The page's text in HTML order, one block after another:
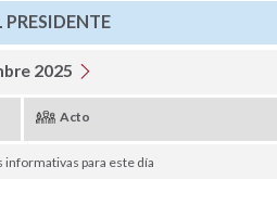
2025
Acto
informativas para este día